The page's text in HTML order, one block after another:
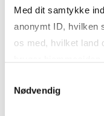
Med dit samtykke
anonymt ID, hvilken
os med, hvilket land
markedsføring. Du
Nødvendig
effektivitet og…
Økonomi og